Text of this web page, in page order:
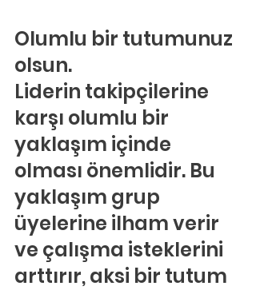
Olumlu bir tutumunuz
olsun.
Liderin takipçilerine
karşı olumlu bir
yaklaşım içinde
olması önemlidir. Bu
yaklaşım grup
üyelerine ilham verir
ve çalışma isteklerini
arttırır, aksi bir tutum